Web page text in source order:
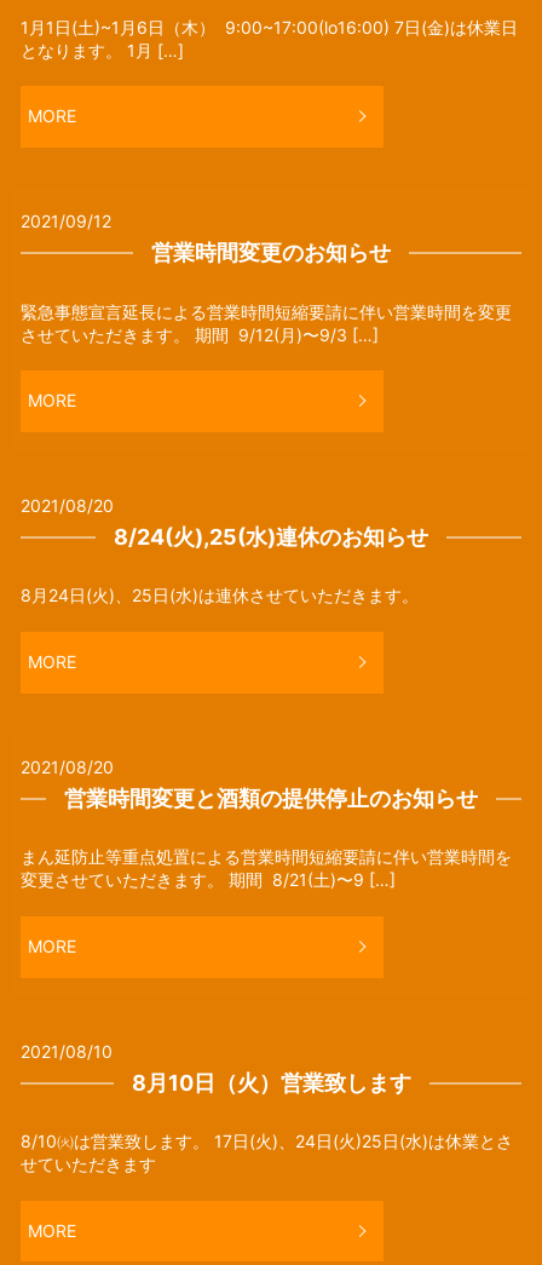
1月1日(土)~1月6日（木） 9:00~17:00(lo16:00) 7日(金)は休業日
となります。 1月 […]
MORE
2021/09/12
営業時間変更のお知らせ
緊急事態宣言延長による営業時間短縮要請に伴い営業時間を変更
させていただきます。 期間 9/12(月)〜9/3 […]
MORE
2021/08/20
8/24(火),25(水)連休のお知らせ
8月24日(火)、25日(水)は連休させていただきます。
MORE
2021/08/20
営業時間変更と酒類の提供停止のお知らせ
まん延防止等重点処置による営業時間短縮要請に伴い営業時間を
変更させていただきます。 期間 8/21(土)〜9 […]
MORE
2021/08/10
8月10日（火）営業致します
8/10㈫は営業致します。 17日(火)、24日(火)25日(水)は休業とさ
せていただきます
MORE